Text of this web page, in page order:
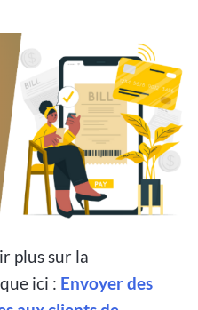
plus sur la
ici : Envoyer des